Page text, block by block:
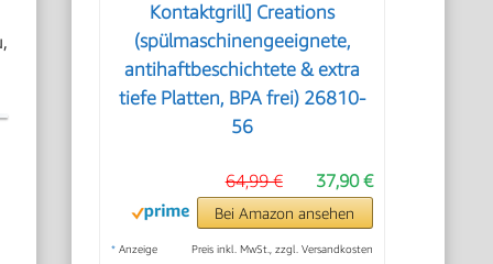
Kontaktgrill] Creations
(spülmaschinengeeignete,
antihaftbeschichtete & extra
tiefe Platten, BPA frei) 26810-
56
37,90 €
64,99 €
Bei Amazon ansehen
* Anzeige Preis inkl. MwSt., zzgl. Versandkosten